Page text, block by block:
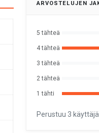
ARVOSTELUJEN
5 tähteä
4 tähteä
3 tähteä
2 tähteä
1 tähti
Perustuu 3